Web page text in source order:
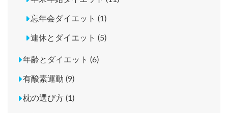
忘年会ダイエット (1)
連休とダイエット (5)
年齢とダイエット (6)
有酸素運動 (9)
枕の選び方 (1)